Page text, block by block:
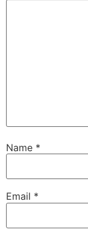
Name *
Email *